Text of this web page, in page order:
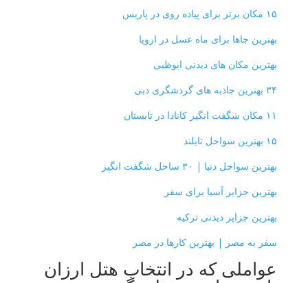
۱۵ مکان برتر برای پیاده روی در پاریس
بهترین جاها برای ماه عسل در اروپا
بهترین مکان های دیدنی ابوظبی
۳۴ بهترین جاذبه های گردشگری دبی
۱۱ مکان شگفت انگیز کانادا در تابستان
۱۵ بهترین سواحل تایلند
بهترین سواحل دنیا | ۳۰ ساحل شگفت انگیز
بهترین جزایر آسیا برای سفر
بهترین جزایر دیدنی ترکیه
سفر به مصر | بهترین کارها در مصر
عواملی که در انتخاب هتل ارزان